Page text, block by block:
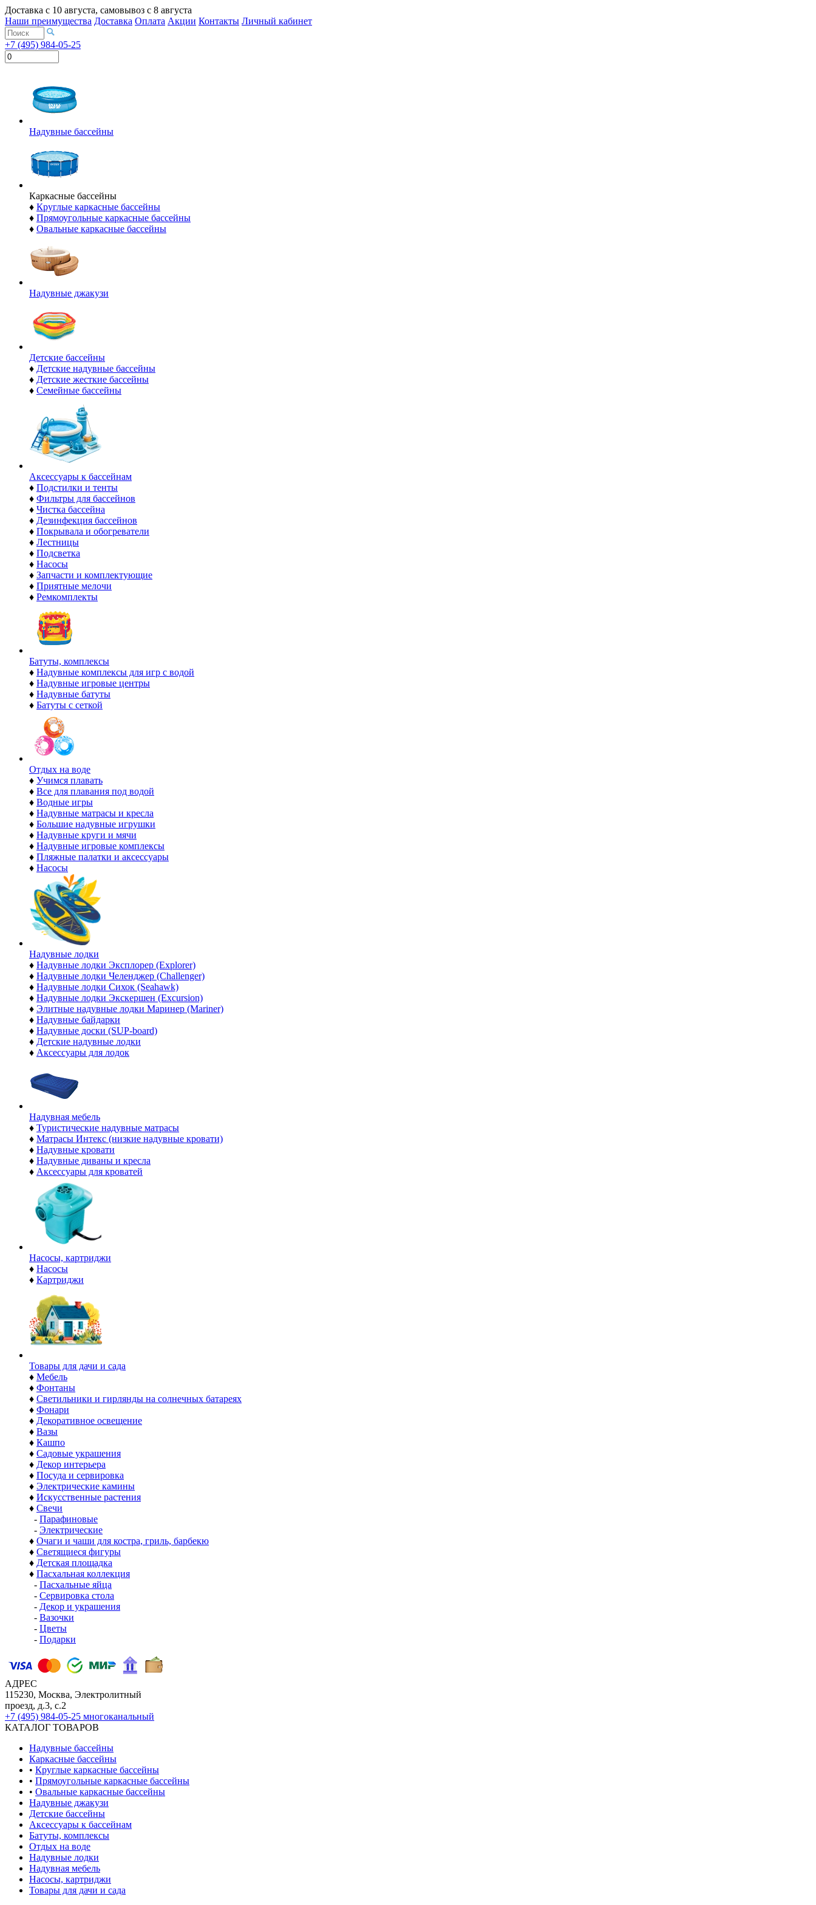
Доставка с 10 августа, самовывоз с 8 августа
Наши преимущества Доставка Оплата Акции Контакты Личный кабинет
+7 (495) 984-05-25
Надувные бассейны
Каркасные бассейны
♦ Круглые каркасные бассейны
♦ Прямоугольные каркасные бассейны
♦ Овальные каркасные бассейны
Надувные джакузи
Детские бассейны
♦ Детские надувные бассейны
♦ Детские жесткие бассейны
♦ Семейные бассейны
Аксессуары к бассейнам
♦ Подстилки и тенты
♦ Фильтры для бассейнов
♦ Чистка бассейна
♦ Дезинфекция бассейнов
♦ Покрывала и обогреватели
♦ Лестницы
♦ Подсветка
♦ Насосы
♦ Запчасти и комплектующие
♦ Приятные мелочи
♦ Ремкомплекты
Батуты, комплексы
♦ Надувные комплексы для игр с водой
♦ Надувные игровые центры
♦ Надувные батуты
♦ Батуты с сеткой
Отдых на воде
♦ Учимся плавать
♦ Все для плавания под водой
♦ Водные игры
♦ Надувные матрасы и кресла
♦ Большие надувные игрушки
♦ Надувные круги и мячи
♦ Надувные игровые комплексы
♦ Пляжные палатки и аксессуары
♦ Насосы
Надувные лодки
♦ Надувные лодки Эксплорер (Explorer)
♦ Надувные лодки Челенджер (Challenger)
♦ Надувные лодки Сихок (Seahawk)
♦ Надувные лодки Экскершен (Excursion)
♦ Элитные надувные лодки Маринер (Mariner)
♦ Надувные байдарки
♦ Надувные доски (SUP-board)
♦ Детские надувные лодки
♦ Аксессуары для лодок
Надувная мебель
♦ Туристические надувные матрасы
♦ Матрасы Интекс (низкие надувные кровати)
♦ Надувные кровати
♦ Надувные диваны и кресла
♦ Аксессуары для кроватей
Насосы, картриджи
♦ Насосы
♦ Картриджи
Товары для дачи и сада
♦ Мебель
♦ Фонтаны
♦ Светильники и гирлянды на солнечных батареях
♦ Фонари
♦ Декоративное освещение
♦ Вазы
♦ Кашпо
♦ Садовые украшения
♦ Декор интерьера
♦ Посуда и сервировка
♦ Электрические камины
♦ Искусственные растения
♦ Свечи
- Парафиновые
- Электрические
♦ Очаги и чаши для костра, гриль, барбекю
♦ Светящиеся фигуры
♦ Детская площадка
♦ Пасхальная коллекция
- Пасхальные яйца
- Сервировка стола
- Декор и украшения
- Вазочки
- Цветы
- Подарки
АДРЕС
115230, Москва, Электролитный
проезд, д.3, с.2
+7 (495) 984-05-25 многоканальный
КАТАЛОГ ТОВАРОВ
Надувные бассейны
Каркасные бассейны
• Круглые каркасные бассейны
• Прямоугольные каркасные бассейны
• Овальные каркасные бассейны
Надувные джакузи
Детские бассейны
Аксессуары к бассейнам
Батуты, комплексы
Отдых на воде
Надувные лодки
Надувная мебель
Насосы, картриджи
Товары для дачи и сада